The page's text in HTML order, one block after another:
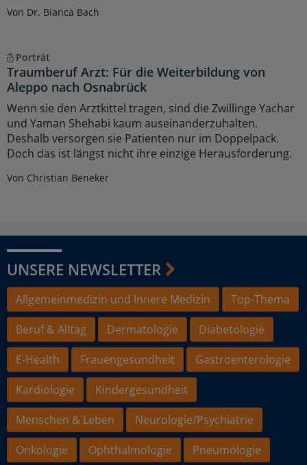
Von Dr. Bianca Bach
Porträt
Traumberuf Arzt: Für die Weiterbildung von
Aleppo nach Osnabrück
Wenn sie den Arztkittel tragen, sind die Zwillinge Yachar
und Yaman Shehabi kaum auseinanderzuhalten.
Deshalb versorgen sie Patienten nur im Doppelpack.
Doch das ist längst nicht ihre einzige Herausforderung.
Von Christian Beneker
UNSERE NEWSLETTER
Allgemeinmedizin und Innere Medizin
Top-Thema
Beruf & Alltag
Dermatologie
Diabetologie
E-Health
Frauengesundheit
Gastroenterologie
Kardiologie
Kindergesundheit
Menschen & Leben
Neurologie/Psychiatrie
Onkologie
Ophthalmologie
Pneumologie